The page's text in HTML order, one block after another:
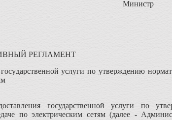
РЕГЛАМЕНТ
услуги по утверждению
государственной услуги по
по электрическим сетям (далее -